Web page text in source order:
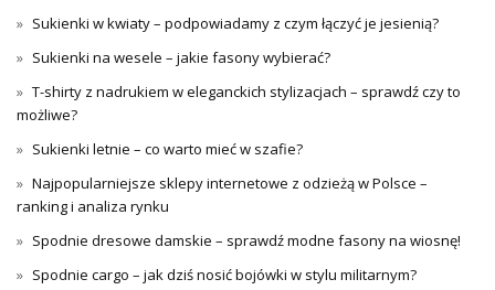
Sukienki w kwiaty – podpowiadamy z czym łączyć je jesienią?
Sukienki na wesele – jakie fasony wybierać?
T-shirty z nadrukiem w eleganckich stylizacjach – sprawdź czy to
możliwe?
Sukienki letnie – co warto mieć w szafie?
Najpopularniejsze sklepy internetowe z odzieżą w Polsce –
ranking i analiza rynku
Spodnie dresowe damskie – sprawdź modne fasony na wiosnę!
Spodnie cargo – jak dziś nosić bojówki w stylu militarnym?